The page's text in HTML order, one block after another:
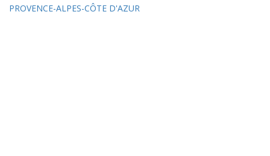
PROVENCE-ALPES-CÔTE D'AZUR